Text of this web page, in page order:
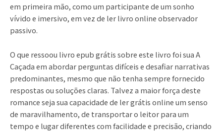
em primeira mão, como um participante de um sonho
vívido e imersivo, em vez de ler livro online observador
passivo.
O que ressoou livro epub grátis sobre este livro foi sua A
Caçada em abordar perguntas difíceis e desafiar narrativas
predominantes, mesmo que não tenha sempre fornecido
respostas ou soluções claras. Talvez a maior força deste
romance seja sua capacidade de ler grátis online um senso
de maravilhamento, de transportar o leitor para um
tempo e lugar diferentes com facilidade e precisão, criando